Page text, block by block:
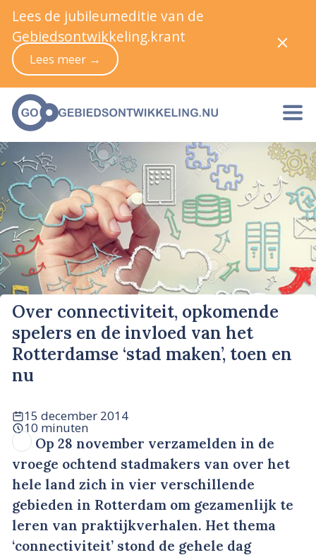
Over connectiviteit, opkomende
spelers en de invloed van het
Rotterdamse ‘stad maken’, toen en
nu
15 december 2014
10 minuten
Op 28 november verzamelden in de
vroege ochtend stadmakers van over het
hele land zich in vier verschillende
gebieden in Rotterdam om gezamenlijk te
leren van praktijkverhalen. Het thema
‘connectiviteit’ stond de gehele dag
Lees de jubileumeditie van de
Gebiedsontwikkeling.krant
Lees meer →